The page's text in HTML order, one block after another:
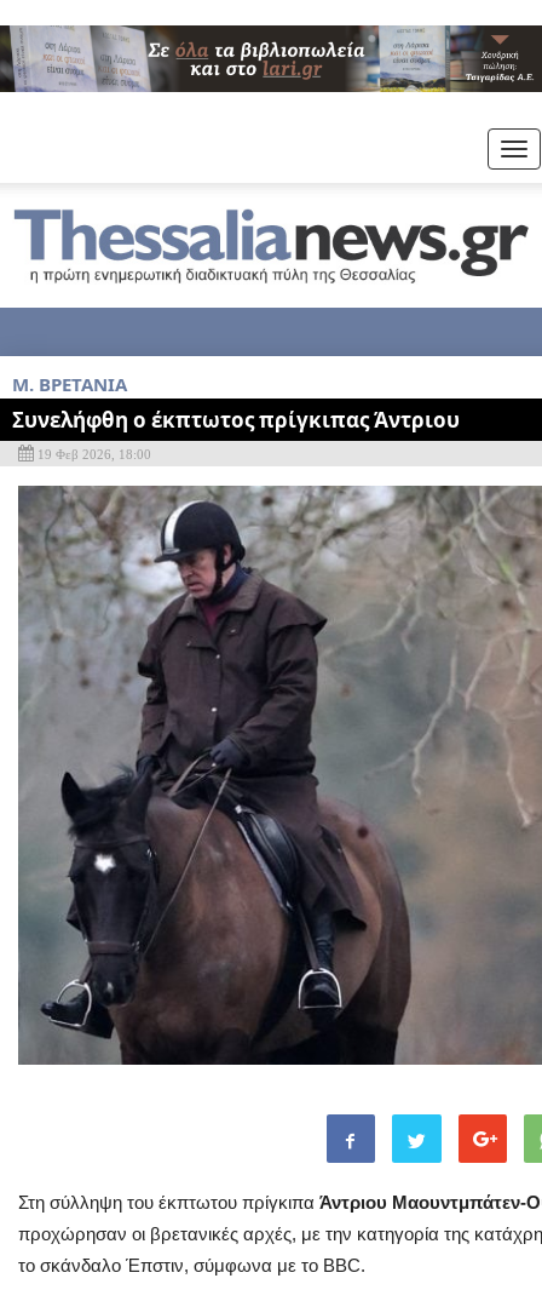
M. ΒΡΕΤΑΝΙΑ
Συνελήφθη ο έκπτωτος πρίγκιπας Άντριου
19 Φεβ 2026, 18:00
Στη σύλληψη του έκπτωτου πρίγκιπα Άντριου Μαουντμπάτεν-
προχώρησαν οι βρετανικές αρχές, με την κατηγορία της
το σκάνδαλο Έπστιν, σύμφωνα με το BBC.